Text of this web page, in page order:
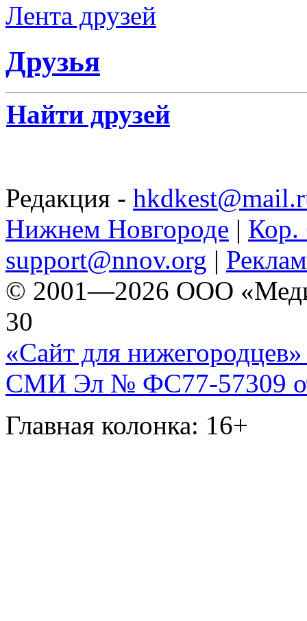
Лента друзей
Друзья
Найти друзей
Редакция -
Нижнем Новгороде | Кор.
support@nnov.org |
© 2001—2026 ООО
30
«Сайт для нижегородцев»
СМИ Эл № ФС77-57309
Главная колонка: 16+